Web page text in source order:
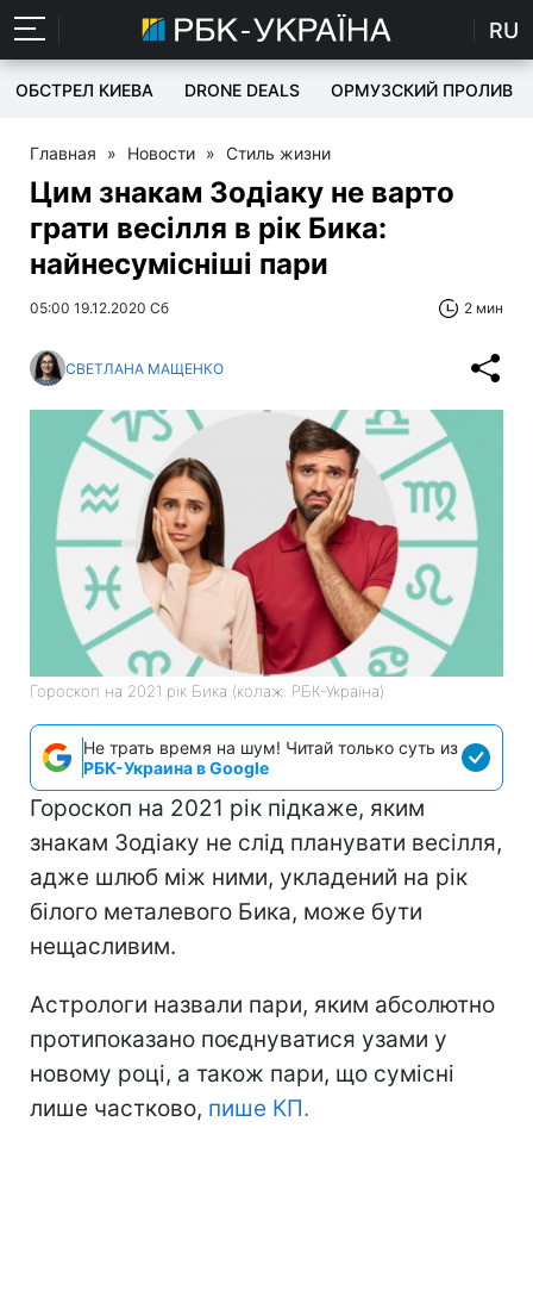
RU
ОБСТРЕЛ КИЕВА DRONE DEALS ОРМУЗСКИЙ ПРОЛИВ
Главная » Новости » Стиль жизни
Цим знакам Зодіаку не варто
грати весілля в рік Бика:
найнесумісніші пари
05:00 19.12.2020 Сб 2 мин
СВЕТЛАНА МАЩЕНКО
Гороскоп на 2021 рік Бика (колаж: РБК-Україна)
Не трать время на шум! Читай только суть из
РБК-Украина в Google
Гороскоп на 2021 рік підкаже, яким
знакам Зодіаку не слід планувати весілля,
адже шлюб між ними, укладений на рік
білого металевого Бика, може бути
нещасливим.
Астрологи назвали пари, яким абсолютно
протипоказано поєднуватися узами у
новому році, а також пари, що сумісні
лише частково, пише КП.